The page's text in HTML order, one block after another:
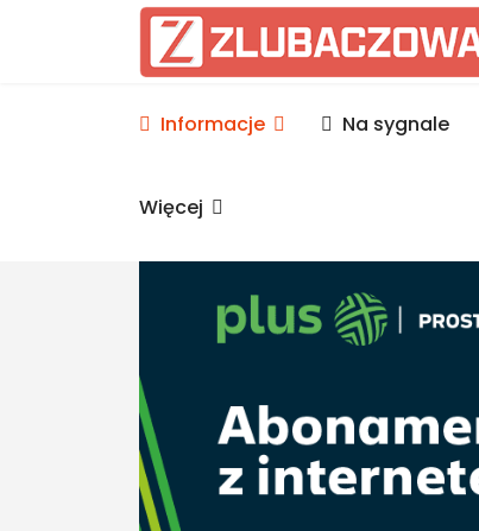
Informacje
Informacje Na sygnale
Więcej